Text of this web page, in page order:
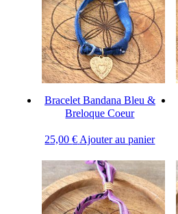
Bracelet Bandana Bleu &
Breloque Coeur
25,00€ Ajouter au panier